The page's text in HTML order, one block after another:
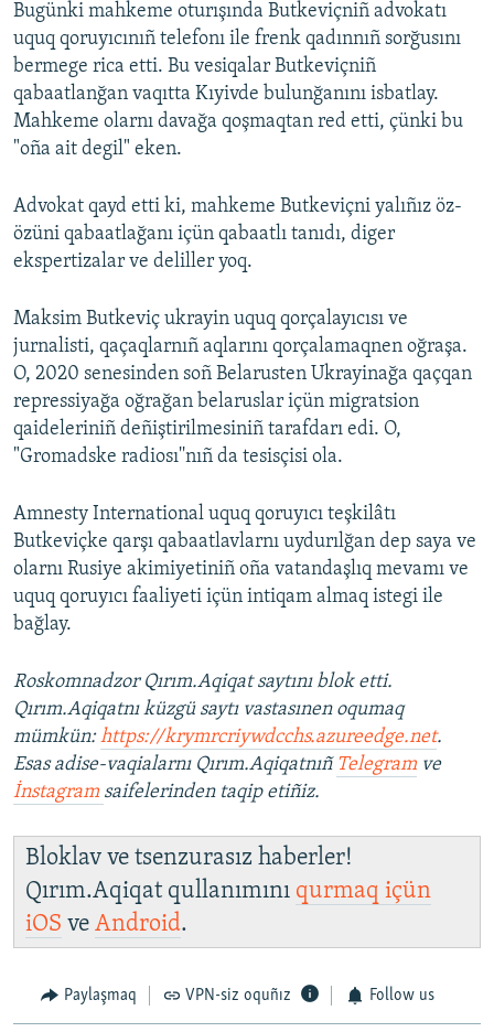
Bugünki mahkeme oturışında Butkeviçniñ advokatı
uquq qoruyıcınıñ telefonı ile frenk qadınnıñ sorğusını
bermege rica etti. Bu vesiqalar Butkeviçniñ
qabaatlanğan vaqıtta Kıyivde bulunğanını isbatlay.
Mahkeme olarnı davağa qoşmaqtan red etti, çünki bu
"oña ait degil" eken.
Advokat qayd etti ki, mahkeme Butkeviçni yalıñız öz-
özüni qabaatlağanı içün qabaatlı tanıdı, diger
ekspertizalar ve deliller yoq.
Maksim Butkeviç ukrayin uquq qorçalayıcısı ve
jurnalisti, qaçaqlarnıñ aqlarını qorçalamaqnen oğraşa.
O, 2020 senesinden soñ Belarusten Ukrayinağa qaçqan
repressiyağa oğrağan belaruslar içün migratsion
qaideleriniñ deñiştirilmesiniñ tarafdarı edi. O,
"Gromadske radiosı''nıñ da tesisçisi ola.
Amnesty International uquq qoruyıcı teşkilâtı
Butkeviçke qarşı qabaatlavlarnı uydurılğan dep saya ve
olarnı Rusiye akimiyetiniñ oña vatandaşlıq mevamı ve
uquq qoruyıcı faaliyeti içün intiqam almaq istegi ile
bağlay.
Roskomnadzor Qırım.Aqiqat saytını blok etti.
Qırım.Aqiqatnı küzgü saytı vastasınen oqumaq
mümkün:https://krymrcriywdcchs.azureedge.net.
Esas adise-vaqialarnı Qırım.Aqiqatnıñ Telegram ve
İnstagram saifelerinden taqip etiñiz.
Bloklav ve tsenzurasız haberler!
Qırım.Aqiqat qullanımını qurmaq içün
iOS ve Android.
Paylaşmaq VPN-siz oquñız Follow us